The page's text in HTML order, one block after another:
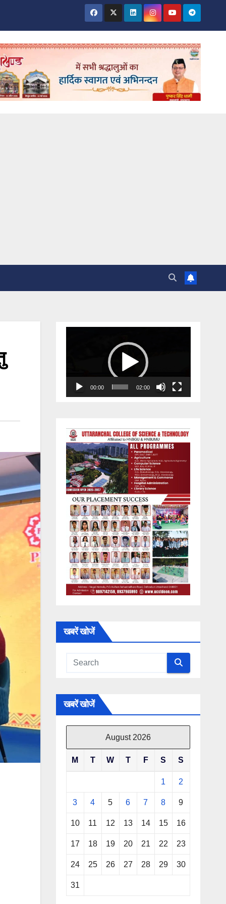
00:00 02:00
खबरें खोजें
खबरें खोजें
August 2026
M T W T F S S
1 2
3 4 5 6 7 8 9
10 11 12 13 14 15 16
17 18 19 20 21 22 23
24 25 26 27 28 29 30
31